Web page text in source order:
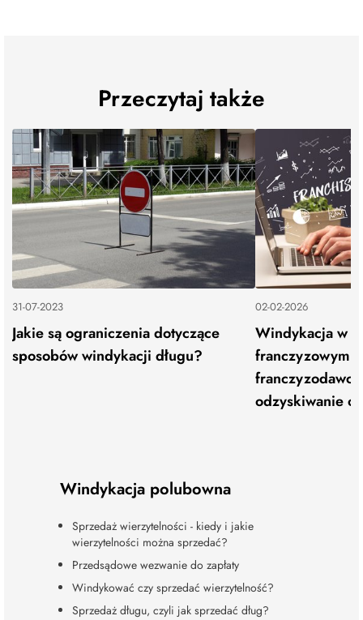
Przeczytaj także
31-07-2023
Jakie są ograniczenia dotyczące
sposobów windykacji długu?
02-02-2026
Windykacja w
franczyzowym -
odzyskiwanie
Windykacja polubowna
Sprzedaż wierzytelności - kiedy i jakie
wierzytelności można sprzedać?
Przedsądowe wezwanie do zapłaty
Windykować czy sprzedać wierzytelność?
Sprzedaż długu, czyli jak sprzedać dług?